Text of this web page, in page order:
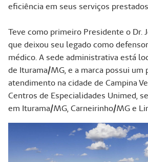
eficiência em seus serviços
Teve como primeiro Presidente o Dr.
que deixou seu legado como
médico. A sede administrativa está
de Iturama/MG, e a marca possui um
atendimento na cidade de Campina
Centros de Especialidades Unimed,
em Iturama/MG, Carneirinho/MG e